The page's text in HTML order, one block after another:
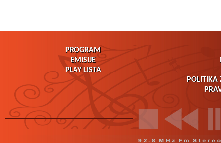
PROGRAM
EMISIJE
PLAY LISTA
POLITIKA